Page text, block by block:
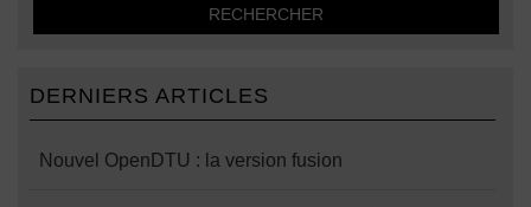
DERNIERS ARTICLES
Nouvel OpenDTU : la version fusion